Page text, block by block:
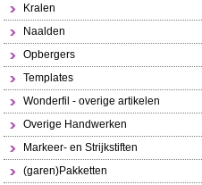
Kralen
Naalden
Opbergers
Templates
Wonderfil - overige artikelen
Overige Handwerken
Markeer- en Strijkstiften
(garen)Pakketten